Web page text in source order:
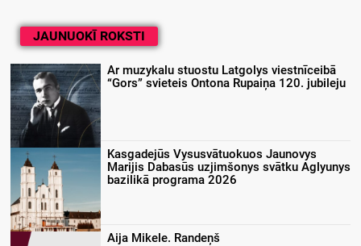
JAUNUOKĪ ROKSTI
Ar muzykalu stuostu Latgolys viestnīceibā
“Gors” svieteis Ontona Rupaiņa 120. jubileju
Kasgadejūs Vysusvātuokuos Jaunovys
Marijis Dabasūs uzjimšonys svātku Aglyunys
bazilikā programa 2026
Aija Mikele. Randeņš